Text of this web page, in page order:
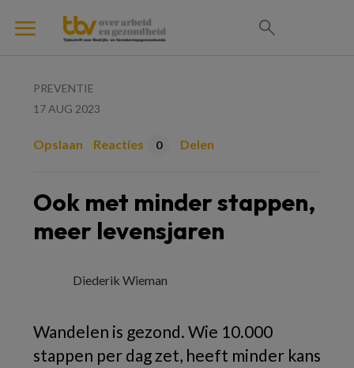
PREVENTIE
17 AUG 2023
Opslaan Reacties 0 Delen
Ook met minder stappen,
meer levensjaren
Diederik Wieman
Wandelen is gezond. Wie 10.000
stappen per dag zet, heeft minder kans